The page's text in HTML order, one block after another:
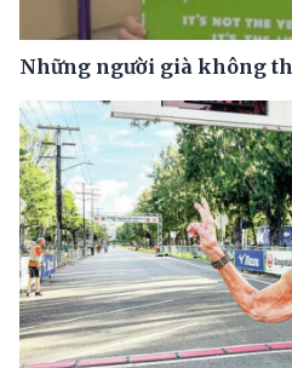
Những người già không